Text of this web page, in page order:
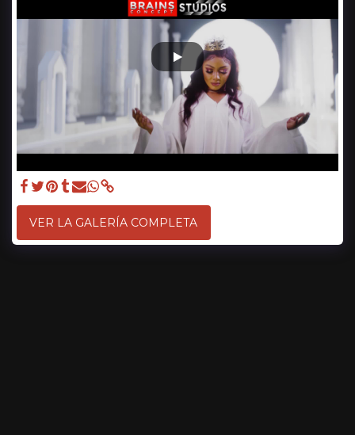
VER LA GALERÍA COMPLETA